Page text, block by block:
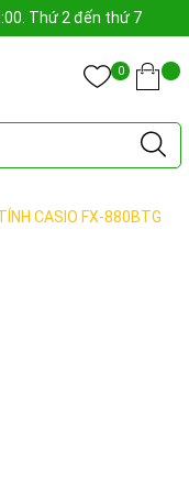
Thứ 2 đến thứ 7
0
CASIO FX-880BTG